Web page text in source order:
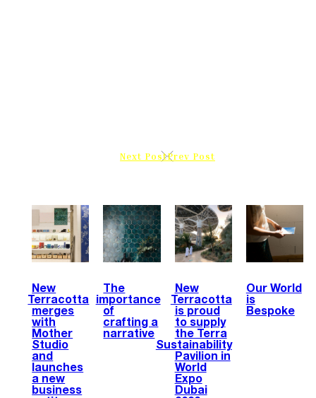
Prev Post
Next Post
Our World
is
Bespoke
New
Terracotta
is proud
to supply
the Terra
Sustainability
Pavilion in
World
Expo
Dubai
The
importance
of
crafting a
narrative
New
Terracotta
merges
with
Mother
Studio
and
launches
a new
business